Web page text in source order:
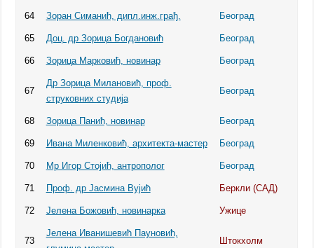
64 Зоран Симанић, дипл.инж.грађ. Београд
65 Доц. др Зорица Богдановић Београд
66 Зорица Марковић, новинар Београд
67
Др Зорица Милановић, проф.
струковних студија
Београд
68 Зорица Панић, новинар Београд
69 Ивана Миленковић, архитекта-мастер Београд
70 Мр Игор Стојић, антрополог Београд
71 Проф. др Јасмина Вујић Беркли (САД)
72 Јелена Божовић, новинарка Ужице
73
Јелена Иванишевић Пауновић,
Штокхолм